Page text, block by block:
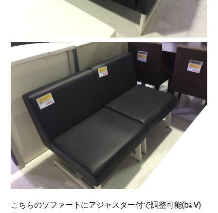
こちらのソファー下にアジャスター付で調整可能(b≧∀)